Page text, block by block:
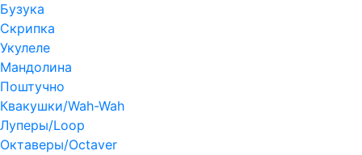
Бузука
Скрипка
Укулеле
Мандолина
Поштучно
Квакушки/Wah-Wah
Луперы/Loop
Октаверы/Octaver